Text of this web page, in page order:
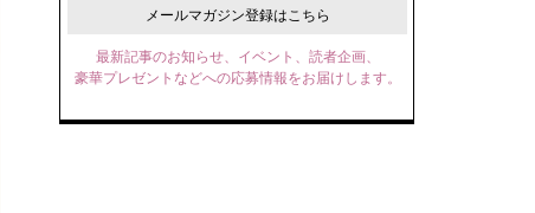
メールマガジン登録はこちら
最新記事のお知らせ、イベント、読者企画、
豪華プレゼントなどへの応募情報をお届けします。